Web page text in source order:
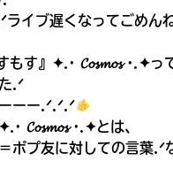
ライブ遅くなってごめん
もす』✦.· 𝓒𝓸𝓼𝓶𝓸𝓼 ·.✦っ
.ᐟ
ーー.ᐟ.ᐟ.ᐟ
𝓒𝓸𝓼𝓶𝓸𝓼 ·.✦とは、
ポプ友に対しての言葉.ᐟ